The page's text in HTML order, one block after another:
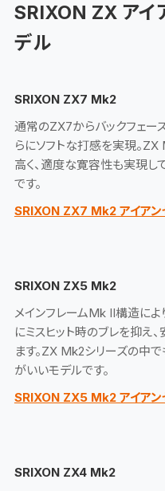
SRIXON ZX アイ
デル
SRIXON ZX7 Mk2
通常のZX7からバックフェー
らにソフトな打感を実現。
高く、適度な寛容性も実現し
です。
SRIXON ZX7 Mk2 アイアン
SRIXON ZX5 Mk2
メインフレームMk II構造に
にミスヒット時のブレを抑え
ます。ZX Mk2シリーズの中
がいいモデルです。
SRIXON ZX5 Mk2 アイアン
SRIXON ZX4 Mk2